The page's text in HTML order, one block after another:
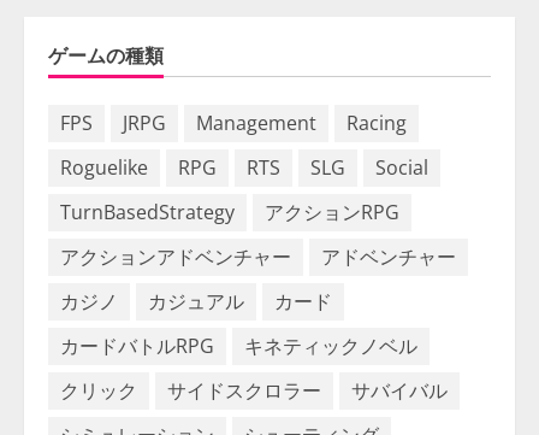
ゲームの種類
FPS JRPG Management
Racing
Roguelike
RPG RTS SLG
Social
TurnBasedStrategy
アクションRPG
アクションアドベンチャー
アドベンチャー
カジノ
カジュアル
カード
カードバトルRPG
キネティックノベル
クリック
サイドスクロラー
サバイバル